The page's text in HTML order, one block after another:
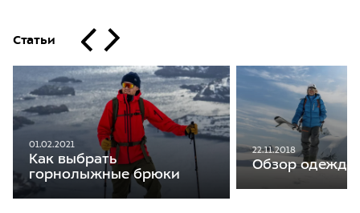
Статьи
01.02.2021
Как выбрать
горнолыжные брюки
22.11.2018
Обзор одежды